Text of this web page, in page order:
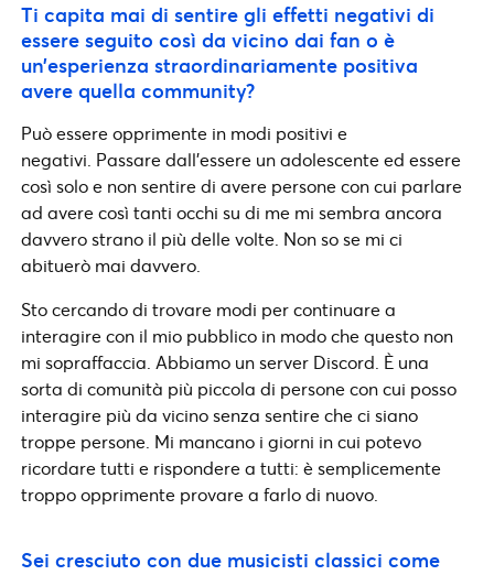
Ti capita mai di sentire gli effetti negativi di
essere seguito così da vicino dai fan o è
un’esperienza straordinariamente positiva
avere quella community?
Può essere opprimente in modi positivi e
negativi. Passare dall’essere un adolescente ed essere
così solo e non sentire di avere persone con cui parlare
ad avere così tanti occhi su di me mi sembra ancora
davvero strano il più delle volte. Non so se mi ci
abituerò mai davvero.
Sto cercando di trovare modi per continuare a
interagire con il mio pubblico in modo che questo non
mi sopraffaccia. Abbiamo un server Discord. È una
sorta di comunità più piccola di persone con cui posso
interagire più da vicino senza sentire che ci siano
troppe persone. Mi mancano i giorni in cui potevo
ricordare tutti e rispondere a tutti: è semplicemente
troppo opprimente provare a farlo di nuovo.
Sei cresciuto con due musicisti classici come